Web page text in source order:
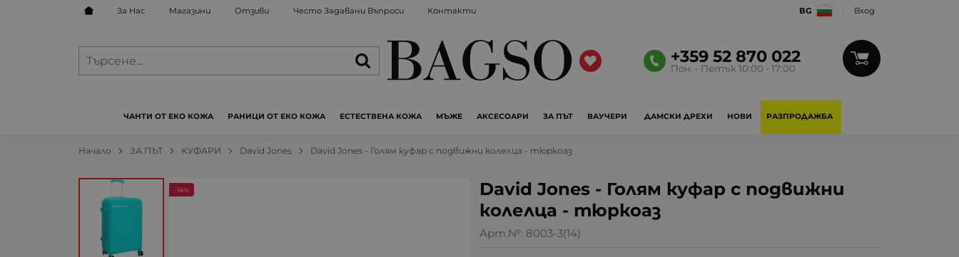
За Нас Магазини Отзиви Често Задавани Въпроси Контакти BG Вход
+359 52 870 022
Пон. - Петък 10:00 - 17:00
РАЗПРОДАЖБА
НОВИ
ЧАНТИ ОТ ЕКО КОЖА РАНИЦИ ОТ ЕКО КОЖА ЕСТЕСТВЕНА КОЖА МЪЖЕ АКСЕСОАРИ ЗА ПЪТ ВАУЧЕРИ ДАМСКИ ДРЕХИ
Начало ЗА ПЪТ КУФАРИ David Jones David Jones - Голям куфар с подвижни колелца - тюркоаз
David Jones - Голям куфар с подвижни
колелца - тюркоаз
Арт.№: 8003-3(14)
-14%